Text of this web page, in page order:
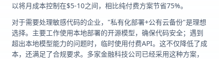
以将月成本控制在$5-10之间，相比纯付费方案节省75%。
对于需要处理敏感代码的企业，"私有化部署+公有云备份"是理想
选择。主要工作使用本地部署的开源模型，确保代码安全；遇到
超出本地模型能力的问题时，临时使用付费API。这不仅降低了成
本，还满足了合规要求。多家金融科技公司已经采用这种方案，